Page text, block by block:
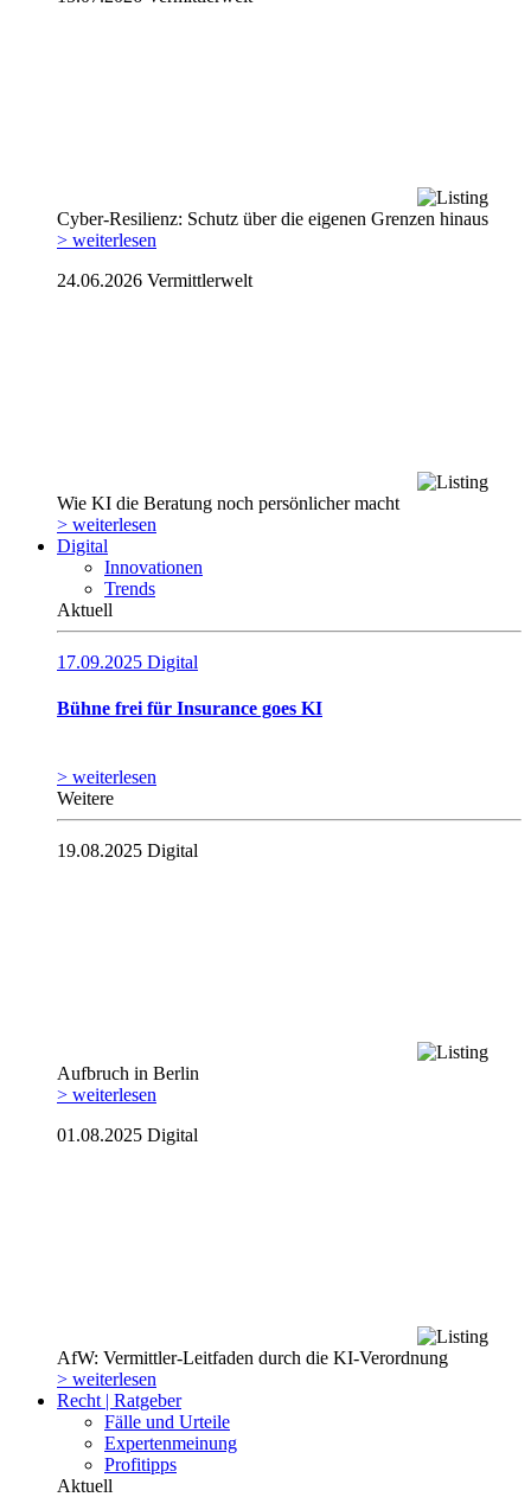
Cyber-Resilienz: Schutz über die eigenen Grenzen hinaus
> weiterlesen
24.06.2026 Vermittlerwelt
Wie KI die Beratung noch persönlicher macht
> weiterlesen
Digital
Innovationen
Trends
Aktuell
17.09.2025 Digital
Bühne frei für Insurance goes KI
> weiterlesen
Weitere
19.08.2025 Digital
Aufbruch in Berlin
> weiterlesen
01.08.2025 Digital
AfW: Vermittler-Leitfaden durch die KI-Verordnung
> weiterlesen
Recht | Ratgeber
Fälle und Urteile
Expertenmeinung
Profitipps
Aktuell